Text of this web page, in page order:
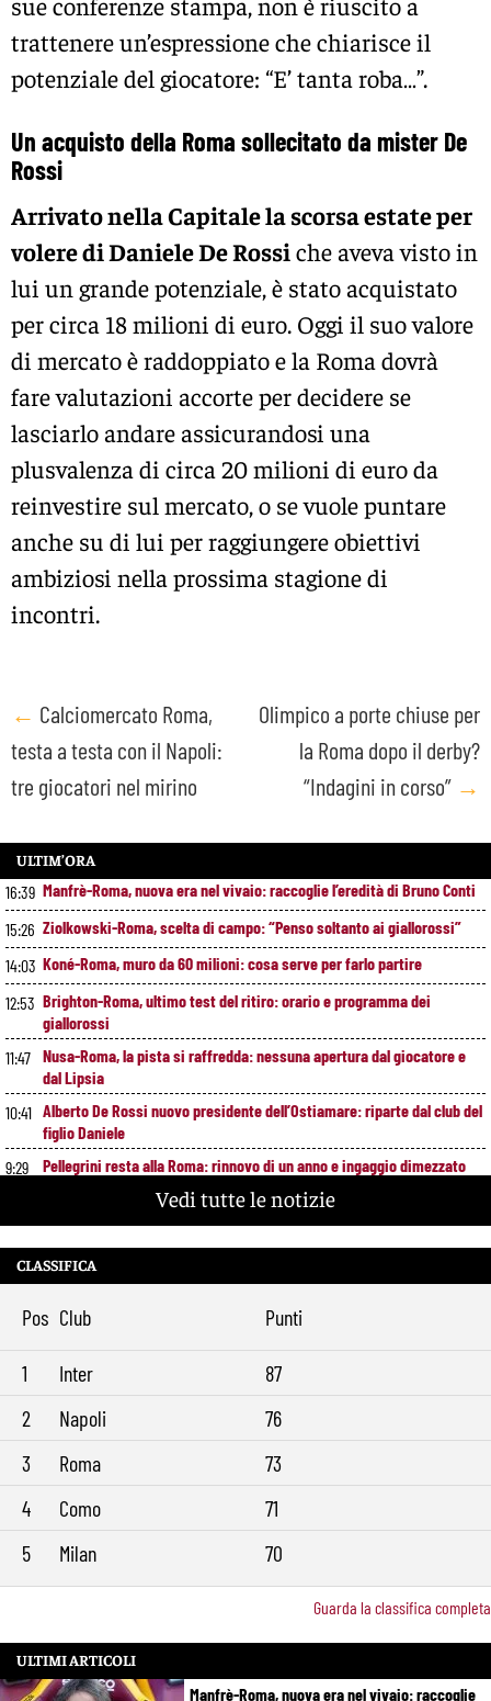
trattenere un’espressione che chiarisce il
potenziale del giocatore: “E’ tanta roba…”.
Un acquisto della Roma sollecitato da mister De
Rossi
Arrivato nella Capitale la scorsa estate per
volere di Daniele De Rossiche aveva visto in
lui un grande potenziale, è stato acquistato
per circa 18 milioni di euro. Oggi il suo valore
di mercato è raddoppiato e la Roma dovrà
fare valutazioni accorte per decidere se
lasciarlo andare assicurandosi una
plusvalenza di circa 20 milioni di euro da
reinvestire sul mercato, o se vuole puntare
anche su di lui per raggiungere obiettivi
ambiziosi nella prossima stagione di
incontri.
Post
navigation
← Calciomercato Roma,
testa a testa con il Napoli:
tre giocatori nel mirino
Olimpico a porte chiuse per
la Roma dopo il derby?
“Indagini in corso” →
ULTIM’ORA
16:39 Manfrè-Roma, nuova era nel vivaio: raccoglie l’eredità di Bruno Conti
15:26 Ziolkowski-Roma, scelta di campo: “Penso soltanto ai giallorossi”
14:03 Koné-Roma, muro da 60 milioni: cosa serve per farlo partire
12:53 Brighton-Roma, ultimo test del ritiro: orario e programma dei
giallorossi
11:47 Nusa-Roma, la pista si raffredda: nessuna apertura dal giocatore e
dal Lipsia
10:41 Alberto De Rossi nuovo presidente dell’Ostiamare: riparte dal club del
figlio Daniele
9:29
Pellegrini resta alla Roma: rinnovo di un anno e ingaggio dimezzato
Vedi tutte le notizie
CLASSIFICA
Pos Club Punti
1 Inter
87
2
Napoli
76
3
Roma
73
4
Como
71
5
Milan 70
Guarda la classifica completa
ULTIMI ARTICOLI
Manfrè-Roma, nuova era nel vivaio: raccoglie